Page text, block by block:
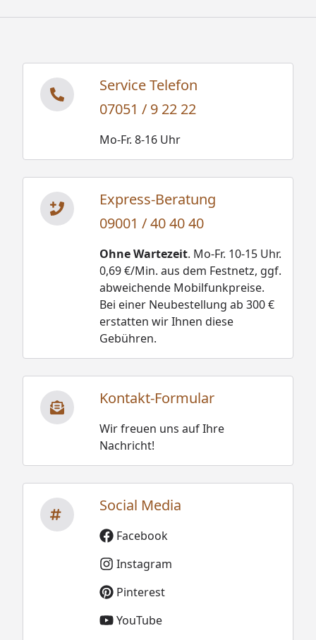
Service Telefon
07051 / 9 22 22
Mo-Fr. 8-16 Uhr
Express-Beratung
09001 / 40 40 40
Ohne Wartezeit. Mo-Fr. 10-15 Uhr.
0,69 €/Min. aus dem Festnetz, ggf.
abweichende Mobilfunkpreise.
Bei einer Neubestellung ab 300 €
erstatten wir Ihnen diese
Gebühren.
Kontakt-Formular
Wir freuen uns auf Ihre
Nachricht!
Social Media
Facebook
Instagram
Pinterest
YouTube